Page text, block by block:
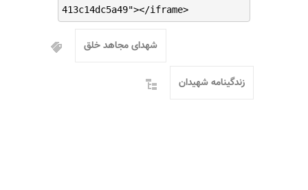
413c14dc5a49"></iframe>
شهدای مجاهد خلق
زندگینامه شهیدان